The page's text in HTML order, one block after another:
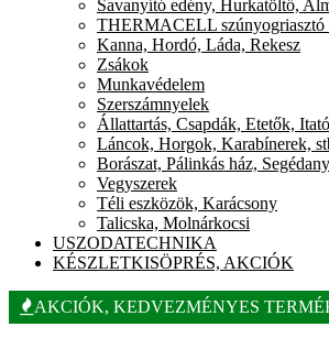
Savanyító edény, Hurkatöltő,
THERMACELL szúnyogriasztó
Kanna, Hordó, Láda, Rekesz
Zsákok
Munkavédelem
Szerszámnyelek
Állattartás, Csapdák, Etetők,
Láncok, Horgok, Karabínerek,
Borászat, Pálinkás ház,
Vegyszerek
Téli eszközök, Karácsony
Talicska, Molnárkocsi
USZODATECHNIKA
KÉSZLETKISÖPRÉS, AKCIÓK
AKCIÓK, KEDVEZMÉNYES